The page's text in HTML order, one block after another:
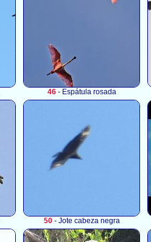
46- Espátula rosada
50- Jote cabeza negra